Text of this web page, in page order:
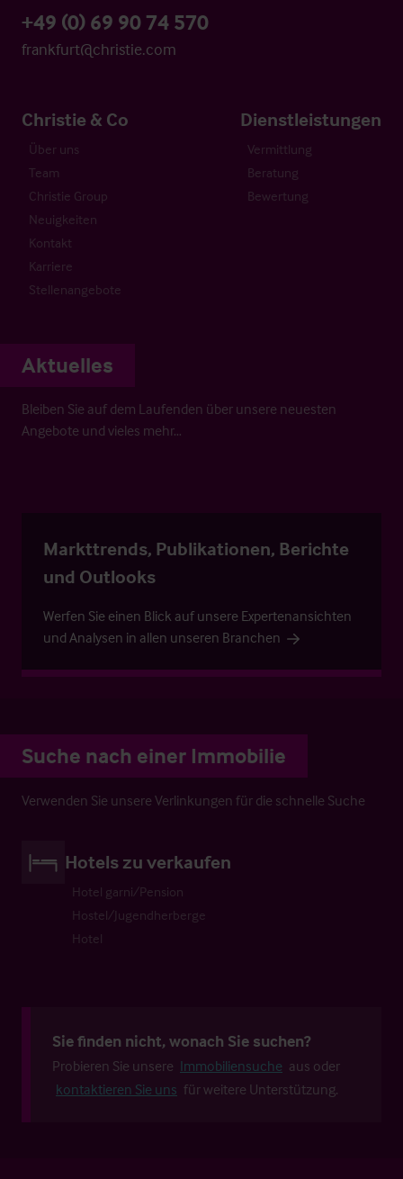
+49 (0) 69 90 74 570
frankfurt@christie.com
Christie & Co
Über uns
Team
Christie Group
Neuigkeiten
Kontakt
Karriere
Stellenangebote
Dienstleistungen
Vermittlung
Beratung
Bewertung
Aktuelles
Bleiben Sie auf dem Laufenden über unsere neuesten
Angebote und vieles mehr…
Markttrends, Publikationen, Berichte
und Outlooks
Werfen Sie einen Blick auf unsere Expertenansichten
und Analysen in allen unseren Branchen
Suche nach einer Immobilie
Verwenden Sie unsere Verlinkungen für die schnelle Suche
Hotels zu verkaufen
Hotel garni/Pension
Hostel/Jugendherberge
Hotel
Sie finden nicht, wonach Sie suchen?
Probieren Sie unsere Immobiliensuche aus oder
kontaktieren Sie uns für weitere Unterstützung.